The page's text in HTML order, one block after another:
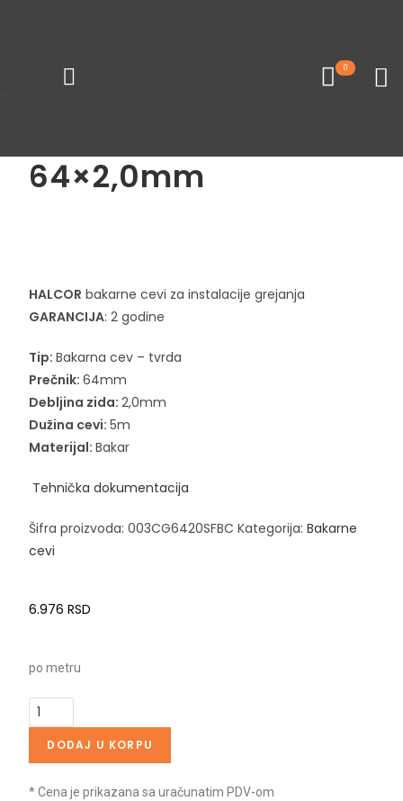
0
64×2,0mm
HALCOR bakarne cevi za instalacije grejanja
GARANCIJA: 2 godine
Tip:Bakarna cev – tvrda
Prečnik:64mm
Debljina zida:2,0mm
Dužina cevi:5m
Materijal:Bakar
Tehnička dokumentacija
Šifra proizvoda:003CG6420SFBC Kategorija:Bakarne
cevi
6.976RSD
po metru
DODAJ U KORPU
* Cena je prikazana sa uračunatim PDV-om